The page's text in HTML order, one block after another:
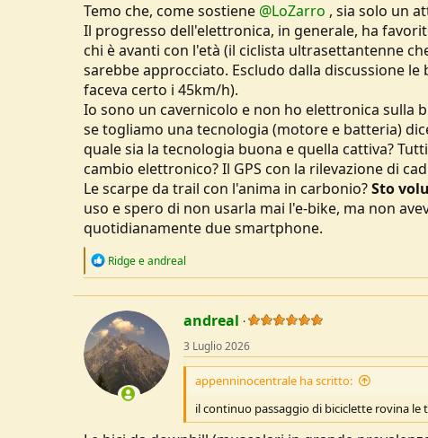
Temo che, come sostiene @LoZarro , sia solo un
Il progresso dell'elettronica, in generale, ha
chi è avanti con l'età (il ciclista ultrasettantenne
sarebbe approcciato. Escludo dalla discussione
faceva certo i 45km/h).
Io sono un cavernicolo e non ho elettronica sulla
se togliamo una tecnologia (motore e batteria)
quale sia la tecnologia buona e quella cattiva?
cambio elettronico? Il GPS con la rilevazione di
Le scarpe da trail con l'anima in carbonio?Sto
uso e spero di non usarla mai l'e-bike, ma non
quotidianamente due smartphone.
R
t
i
o
n
:
Ridgeeandreal
andreal
3 Luglio 2026
appenninocentrale ha scritto:
il continuo passaggio di biciclette rovina le